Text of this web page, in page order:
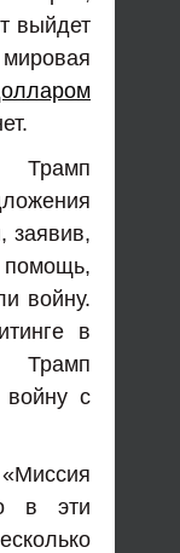
выйдет
заявив,
войну.
в
Трамп
с
в эти